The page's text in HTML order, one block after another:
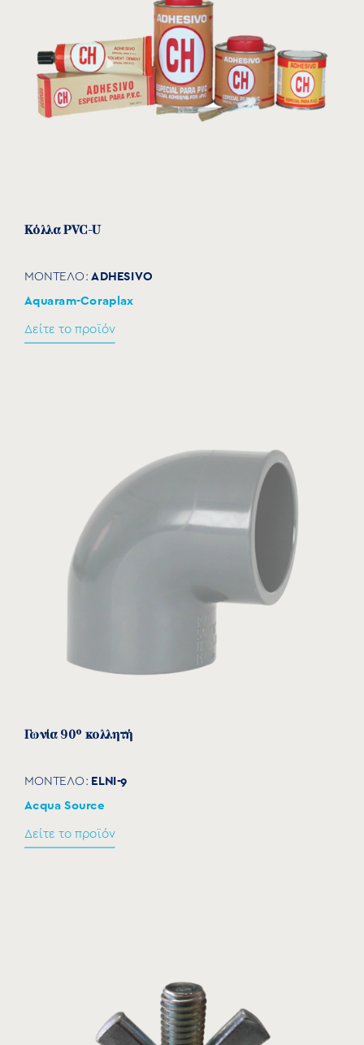
40
7101551 40 50 63 32
7101563 50 50 63 38
Κόλλα PVC-U
ΜΟΝΤΕΛΟ:ADHESIVO
Aquaram-Coraplax
Δείτε το προϊόν
Γωνία 90° κολλητή
ΜΟΝΤΕΛΟ: ELNI-9
Acqua Source
Δείτε το προϊόν